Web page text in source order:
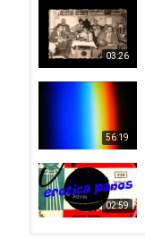
03:26
56:19
02:59